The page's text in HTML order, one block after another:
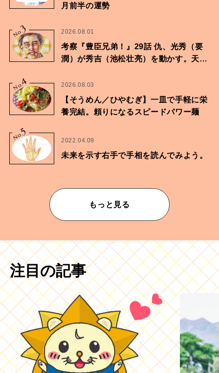
月前半の運勢
No.
3 2026.08.01
考察『豊臣兄弟！』29話 仇、光秀（要
潤）が秀吉（池松壮亮）を動かす。天下
No.
4 2026.08.03
【そうめん／ひやむぎ】一皿で手軽に栄
養完結。頼りになるスピードパワー麺
No.5
2022.04.09
未来を示す右手で手相を読んでみよう。
もっと見る
注目の記事